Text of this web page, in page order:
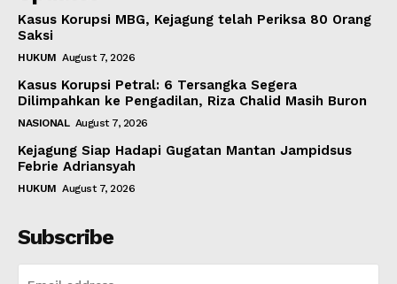
Kasus Korupsi MBG, Kejagung telah Periksa 80 Orang
Saksi
HUKUM August 7, 2026
Kasus Korupsi Petral: 6 Tersangka Segera
Dilimpahkan ke Pengadilan, Riza Chalid Masih Buron
NASIONAL August 7, 2026
Kejagung Siap Hadapi Gugatan Mantan Jampidsus
Febrie Adriansyah
HUKUM August 7, 2026
Subscribe